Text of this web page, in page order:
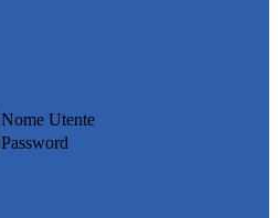
Nome Utente
Password